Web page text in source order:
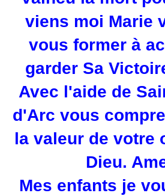
viens moi Marie
vous former à
garder Sa
Avec l'aide de
d'Arc vous
la valeur de votre
Dieu.
Mes enfants je